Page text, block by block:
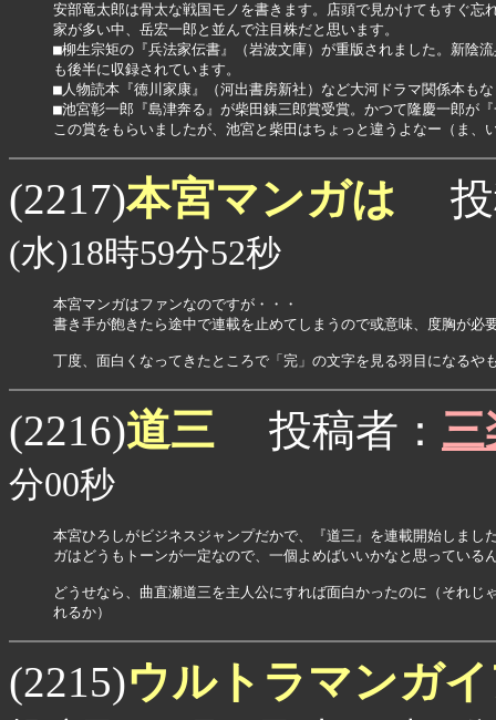
安部竜太郎は骨太な戦国モノを書きます。店頭で見かけてもすぐ忘
家が多い中、岳宏一郎と並んで注目株だと思います。
■柳生宗矩の『兵法家伝書』（岩波文庫）が重版されました。新陰
も後半に収録されています。
■人物読本『徳川家康』（河出書房新社）など大河ドラマ関係本も
■池宮彰一郎『島津奔る』が柴田錬三郎賞受賞。かつて隆慶一郎が
(2217)本宮マンガは 投
(水)18時59分52秒
本宮マンガはファンなのですが・・・
書き手が飽きたら途中で連載を止めてしまうので或意味、度胸が必
(2216)道三 投稿者： 三
分00秒
本宮ひろしがビジネスジャンプだかで、『道三』を連載開始しまし
ガはどうもトーンが一定なので、一個よめばいいかなと思っている
どうせなら、曲直瀬道三を主人公にすれば面白かったのに（それじ
れるか）
(2215)ウルトラマンガ